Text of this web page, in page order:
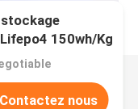
150wh/Kg
Contactez nous